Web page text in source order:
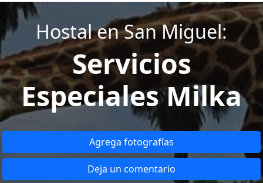
Hostal en San Miguel:
Servicios
Especiales Milka
Agrega fotografías
Deja un comentario